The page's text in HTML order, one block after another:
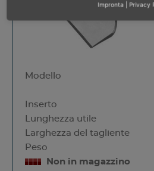
Modello
Inserto
Lunghezza utile
Larghezza del tagliente
Peso
Non in magazzino
Impronta Privacy